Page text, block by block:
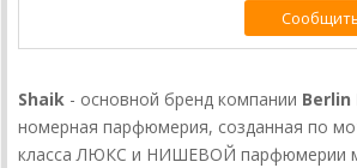
Shaik - основной бренд компании
номерная парфюмерия, созданная по
класса ЛЮКС и НИШЕВОЙ парфюмерии